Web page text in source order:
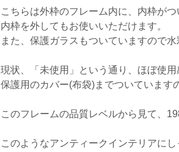
こちらは外枠のフレーム内に、内枠がつ
内枠を外してもお使いいただけます。
また、保護ガラスもついていますので
現状、「未使用」という通り、ほぼ使用
保護用のカバー(布袋)までついています
このフレームの品質レベルから見て、
このようなアンティークインテリアに